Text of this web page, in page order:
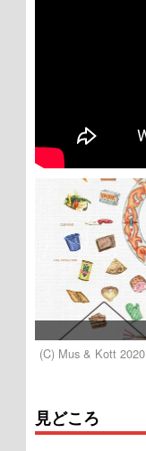
(C) Mus & Kott 2020
見どころ